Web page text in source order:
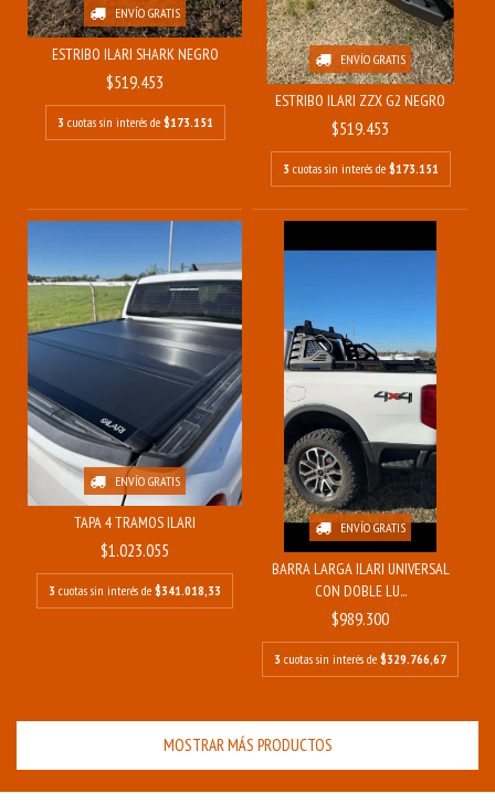
ENVÍO GRATIS
ESTRIBO ILARI SHARK NEGRO
$519.453
3 cuotas sin interés de $173.151
ENVÍO GRATIS
ESTRIBO ILARI ZZX G2 NEGRO
$519.453
3 cuotas sin interés de $173.151
ENVÍO GRATIS
TAPA 4 TRAMOS ILARI
$1.023.055
3 cuotas sin interés de $341.018,33
ENVÍO GRATIS
BARRA LARGA ILARI UNIVERSAL
CON DOBLE LU...
$989.300
3 cuotas sin interés de $329.766,67
MOSTRAR MÁS PRODUCTOS